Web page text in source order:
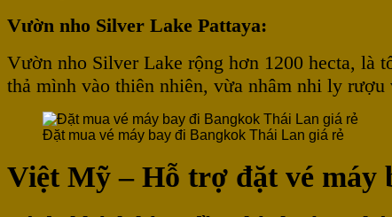
Vườn nho Silver Lake Pattaya:
Vườn nho Silver Lake rộng hơn 1200 hecta, là
thả mình vào thiên nhiên, vừa nhâm nhi ly
Đặt mua vé máy bay đi Bangkok Thái Lan giá rẻ
Việt Mỹ – Hỗ trợ đặt vé máy